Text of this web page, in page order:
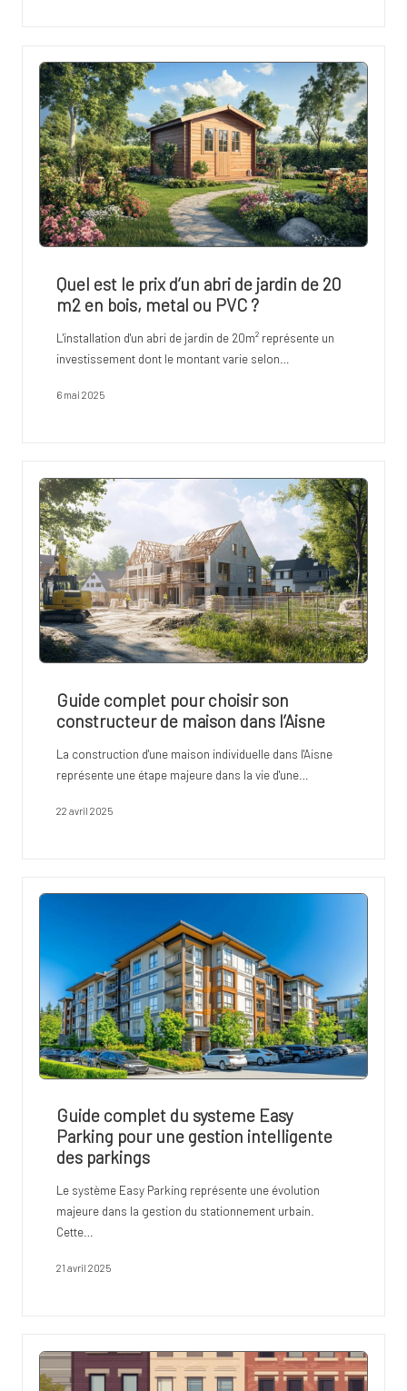
Quel est le prix d’un abri de jardin de 20
m2 en bois, metal ou PVC ?
L'installation d'un abri de jardin de 20m² représente un
investissement dont le montant varie selon…
6 mai 2025
Guide complet pour choisir son
constructeur de maison dans l’Aisne
La construction d'une maison individuelle dans l'Aisne
représente une étape majeure dans la vie d'une…
22 avril 2025
Guide complet du systeme Easy
Parking pour une gestion intelligente
des parkings
Le système Easy Parking représente une évolution
majeure dans la gestion du stationnement urbain.
Cette…
21 avril 2025